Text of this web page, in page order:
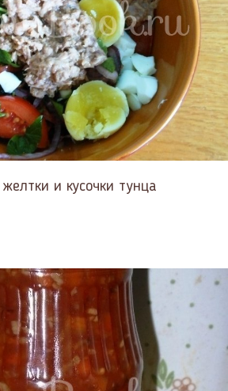
и кусочки тунца